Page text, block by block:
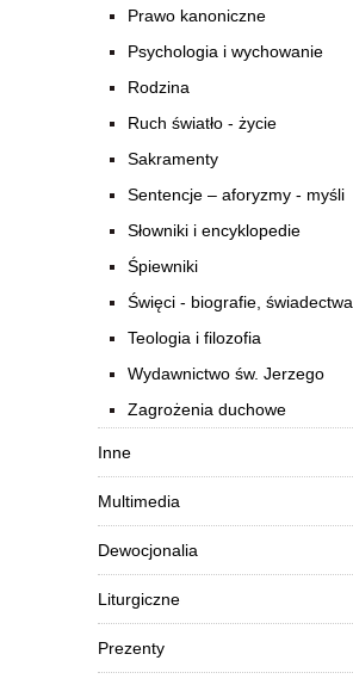
Prawo kanoniczne
Psychologia i wychowanie
Rodzina
Ruch światło - życie
Sakramenty
Sentencje – aforyzmy - myśli
Słowniki i encyklopedie
Śpiewniki
Święci - biografie, świadectwa
Teologia i filozofia
Wydawnictwo św. Jerzego
Zagrożenia duchowe
Inne
Multimedia
Dewocjonalia
Liturgiczne
Prezenty